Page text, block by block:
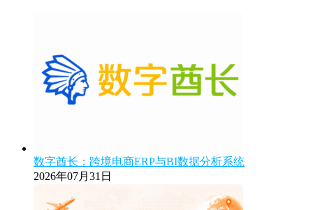
数字酋长：跨境电商ERP与BI数据分析系统
2026年07月31日